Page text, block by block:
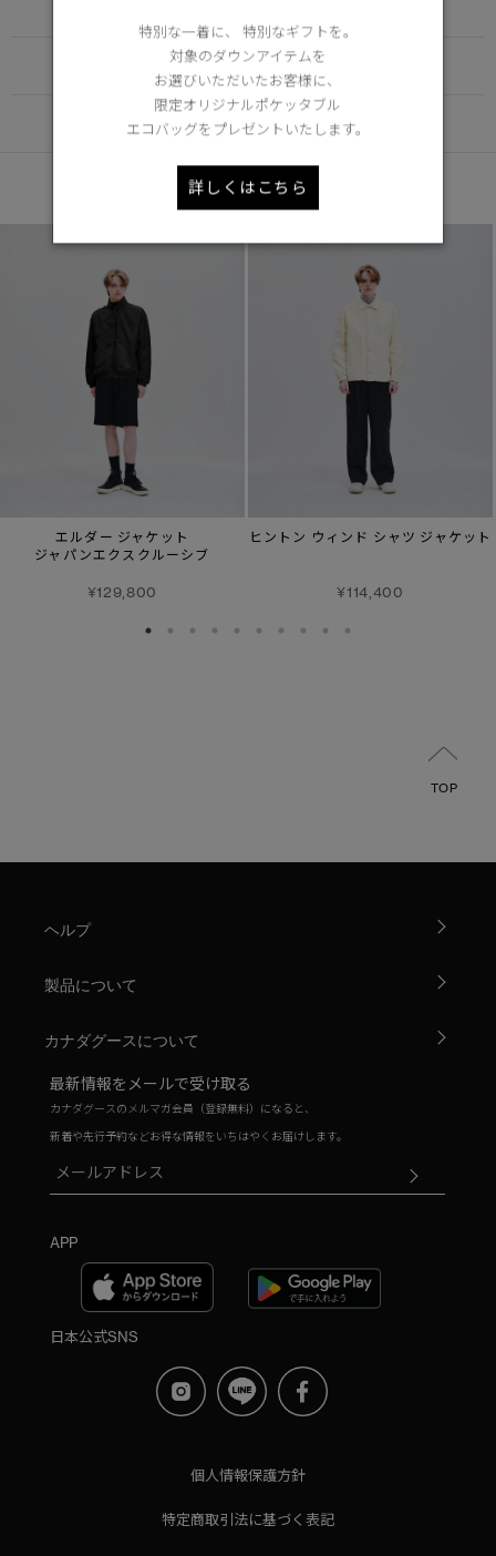
FUNCTION
DETAIL
あなたへのおすすめ
エルダー ジャケット
ジャパンエクスクルーシブ
¥129,800
ヒントン ウィンド シャツ ジャケット
¥114,400
TOP
ヘルプ
製品について
カナダグースについて
最新情報をメールで受け取る
カナダグースのメルマガ会員（登録無料）になると、
新着や先行予約などお得な情報をいちはやくお届けします。
APP
日本公式SNS
個人情報保護方針
特定商取引法に基づく表記
特別な一着に、 特別なギフトを。
対象のダウンアイテムを
お選びいただいたお客様に、
限定オリジナルポケッタブル
エコバッグをプレゼントいたします。
詳しくはこちら